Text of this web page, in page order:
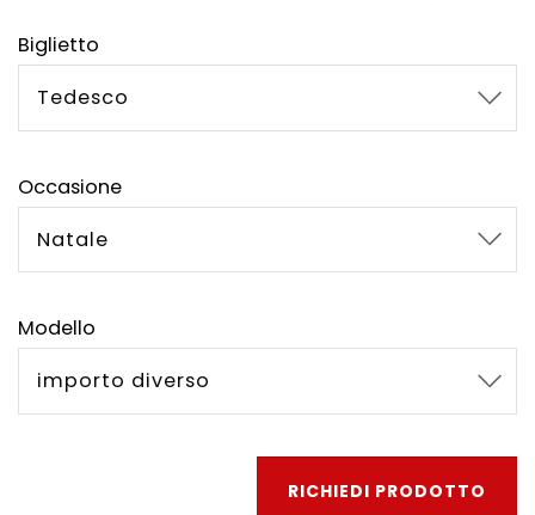
Biglietto
Tedesco
Occasione
Natale
Modello
importo diverso
RICHIEDI PRODOTTO